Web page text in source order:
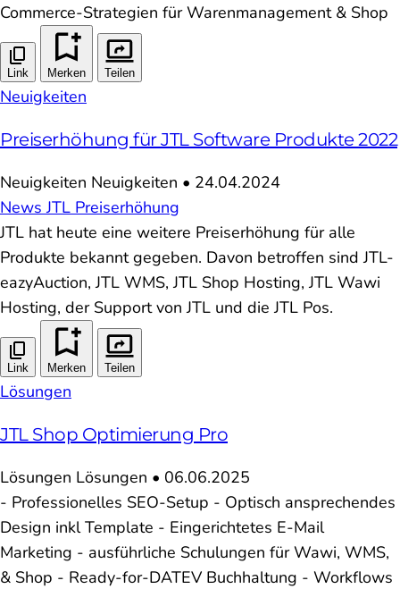
Commerce-Strategien für Warenmanagement & Shop
Link Merken Teilen
Neuigkeiten
Preiserhöhung für JTL Software Produkte 2022
Neuigkeiten Neuigkeiten • 24.04.2024
NewsJTL Preiserhöhung
JTL hat heute eine weitere Preiserhöhung für alle
Produkte bekannt gegeben. Davon betroffen sind JTL-
eazyAuction, JTL WMS, JTL Shop Hosting, JTL Wawi
Hosting, der Support von JTL und die JTL Pos.
Link Merken Teilen
Lösungen
JTL Shop Optimierung Pro
Lösungen Lösungen • 06.06.2025
- Professionelles SEO-Setup - Optisch ansprechendes
Design inkl Template - Eingerichtetes E-Mail
Marketing - ausführliche Schulungen für Wawi, WMS,
& Shop - Ready-for-DATEV Buchhaltung - Workflows